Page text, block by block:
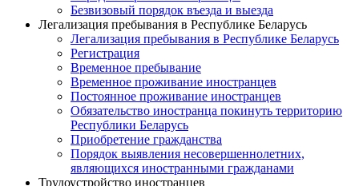
Безвизовый порядок въезда и выезда
Легализация пребывания в Республике Беларусь
Легализация пребывания в Республике Беларусь
Регистрация
Временное пребывание
Временное проживание иностранцев
Постоянное проживание иностранцев
Обязательство иностранца покинуть территорию
Республики Беларусь
Приобретение гражданства
Порядок выявления несовершеннолетних,
являющихся иностранными гражданами
Трудоустройство иностранцев